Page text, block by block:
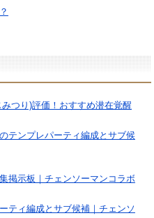
つり)評価！おすすめ潜在覚醒
テンプレパーティ編成とサブ候
掲示板｜チェンソーマンコラボ
ティ編成とサブ候補｜チェンソ